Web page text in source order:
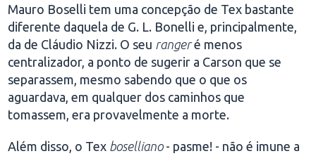
Mauro Boselli tem uma concepção de Tex bastante
diferente daquela de G. L. Bonelli e, principalmente,
da de Cláudio Nizzi. O seu rangeré menos
centralizador, a ponto de sugerir a Carson que se
separassem, mesmo sabendo que o que os
aguardava, em qualquer dos caminhos que
tomassem, era provavelmente a morte.
Além disso, o Tex boselliano- pasme! - não é imune a